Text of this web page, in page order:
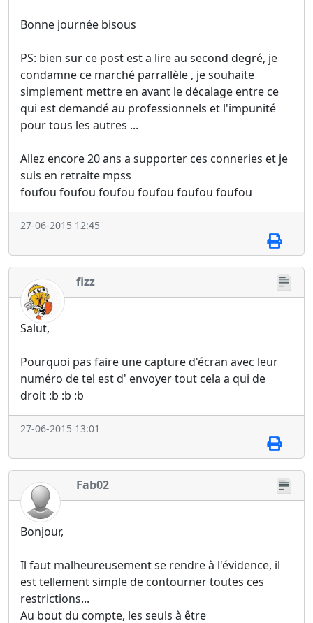
Bonne journée bisous
PS: bien sur ce post est a lire au second degré, je
condamne ce marché parrallèle , je souhaite
simplement mettre en avant le décalage entre ce
qui est demandé au professionnels et l'impunité
pour tous les autres ...
Allez encore 20 ans a supporter ces conneries et je
suis en retraite mpss
foufou foufou foufou foufou foufou foufou
27-06-2015 12:45
fizz
Salut,
Pourquoi pas faire une capture d'écran avec leur
numéro de tel est d' envoyer tout cela a qui de
droit :b :b :b
27-06-2015 13:01
Fab02
Bonjour,
Il faut malheureusement se rendre à l'évidence, il
est tellement simple de contourner toutes ces
restrictions...
Au bout du compte, les seuls à être